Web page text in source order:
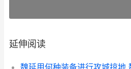
延伸阅读
魏延用何种装备进行攻城掠地